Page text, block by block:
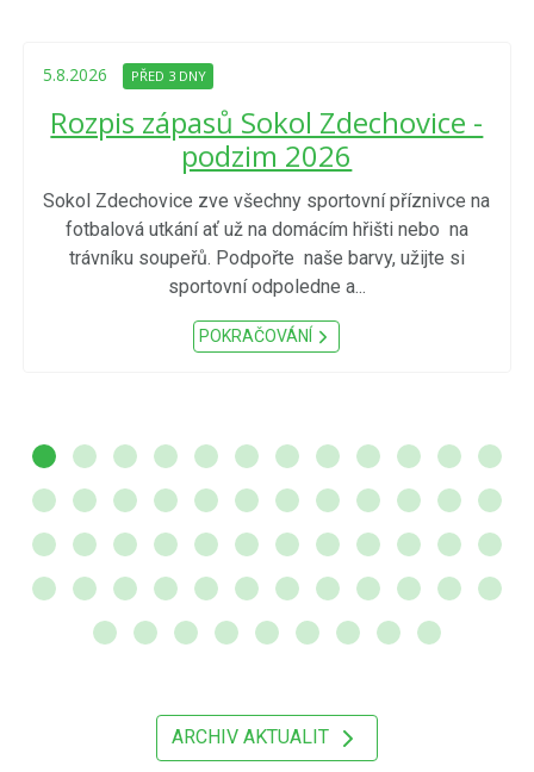
5.8.2026 PŘED 3 DNY
Rozpis zápasů Sokol Zdechovice -
podzim 2026
Sokol Zdechovice zve všechny sportovní příznivce na
fotbalová utkání ať už na domácím hřišti nebo na
trávníku soupeřů. Podpořte naše barvy, užijte si
sportovní odpoledne a...
POKRAČOVÁNÍ
ARCHIV AKTUALIT